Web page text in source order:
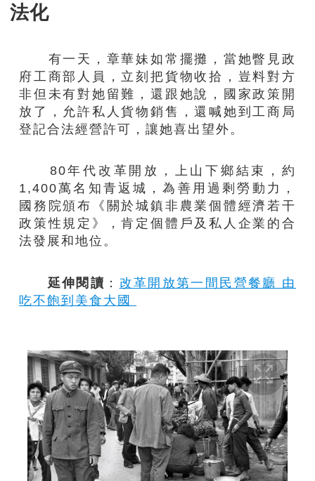
法化
有一天，章華妹如常擺攤，當她瞥見政
府工商部人員，立刻把貨物收拾，豈料對方
非但未有對她留難，還跟她說，國家政策開
放了，允許私人貨物銷售，還喊她到工商局
登記合法經營許可，讓她喜出望外。
80年代改革開放，上山下鄉結束，約
1,400萬名知青返城，為善用過剩勞動力，
國務院頒布《關於城鎮非農業個體經濟若干
政策性規定》，肯定個體戶及私人企業的合
法發展和地位。
延伸閱讀 ： 改革開放第一間民營餐廳 由
吃不飽到美食大國